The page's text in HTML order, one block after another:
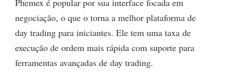
Phemex é popular por sua interface focada em
negociação, o que o torna a melhor plataforma de
day trading para iniciantes. Ele tem uma taxa de
execução de ordem mais rápida com suporte para
ferramentas avançadas de day trading.